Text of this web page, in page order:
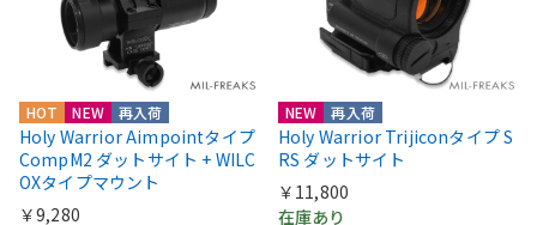
HOT NEW 再入荷
Holy Warrior Aimpointタイプ
CompM2 ダットサイト + WILC
OXタイプマウント
￥9,280
NEW 再入荷
Holy Warrior Trijiconタイプ S
RS ダットサイト
￥11,800
在庫あり